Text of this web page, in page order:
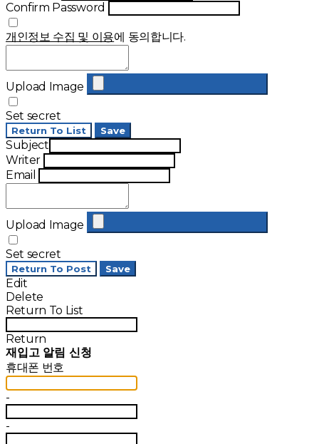
Confirm Password
개인정보 수집 및 이용에 동의합니다.
Upload Image
Set secret
Return To List Save
Subject
Writer
Email
Upload Image
Set secret
Return To Post Save
Edit
Delete
Return To List
Return
재입고 알림 신청
휴대폰 번호
-
-